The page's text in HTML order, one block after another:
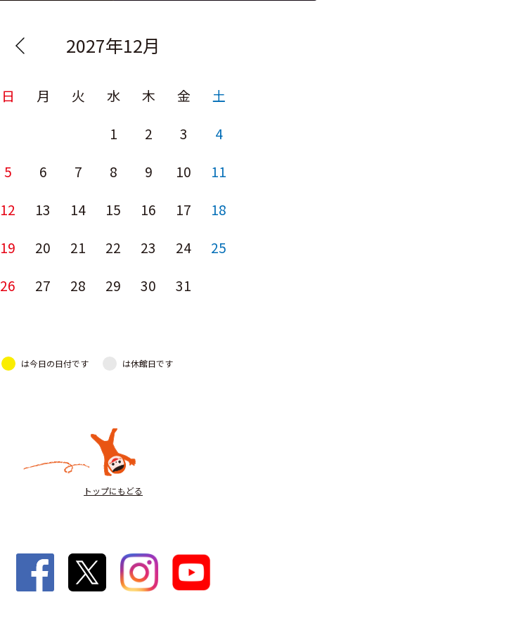
2027年12月
日 月 火 水 木 金
土
1
2 3
4
5
6 7 8 9 10
11
12
13 14 15 16 17
18
19
20 21 22 23 24
25
26
27 28 29 30 31
は今日の日付です は休館日です
トップにもどる